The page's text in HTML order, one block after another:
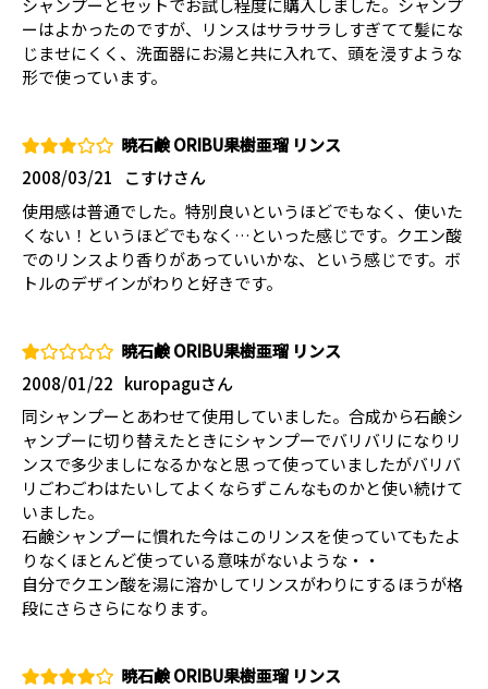
シャンプーとセットでお試し程度に購入しました。シャンプ
ーはよかったのですが、リンスはサラサラしすぎてて髪にな
じませにくく、洗面器にお湯と共に入れて、頭を浸すような
形で使っています。
暁石鹸 ORIBU果樹亜瑠 リンス
こすけさん
2008/03/21
使用感は普通でした。特別良いというほどでもなく、使いた
くない！というほどでもなく…といった感じです。クエン酸
でのリンスより香りがあっていいかな、という感じです。ボ
トルのデザインがわりと好きです。
暁石鹸 ORIBU果樹亜瑠 リンス
kuropaguさん
2008/01/22
同シャンプーとあわせて使用していました。合成から石鹸シ
ャンプーに切り替えたときにシャンプーでバリバリになりリ
ンスで多少ましになるかなと思って使っていましたがバリバ
リごわごわはたいしてよくならずこんなものかと使い続けて
いました。
石鹸シャンプーに慣れた今はこのリンスを使っていてもたよ
りなくほとんど使っている意味がないような・・
自分でクエン酸を湯に溶かしてリンスがわりにするほうが格
段にさらさらになります。
暁石鹸 ORIBU果樹亜瑠 リンス